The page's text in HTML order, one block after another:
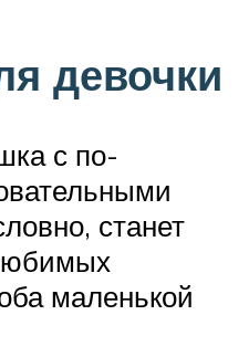
девочки
с по-
станет
маленькой